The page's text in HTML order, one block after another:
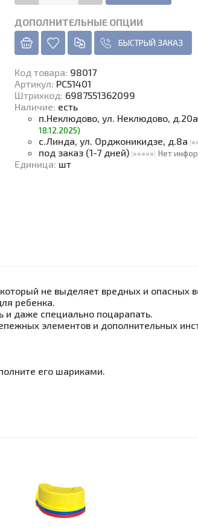
ДОПОЛНИТЕЛЬНЫЕ ОПЦИИ
БЫСТРЫЙ ЗАКАЗ
Код товара: 98017
Артикул: РС51401
Штрихкод: 6987551362099
Наличие: есть
п.Неклюдово, ул. Неклюдово, д.20а
18.12.2025)
с.Линда, ул. Орджоникидзе, д.8а
под заказ (1-7 дней) Нет
Единица: шт
не выделяет вредных и опасных
ребенка.
и даже специально поцарапать.
элементов и дополнительных
его шариками.